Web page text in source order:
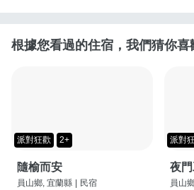
根據您看過的住宿，我們猜你喜
派對狂歡 2+
隨榆而安
員山鄉, 宜蘭縣 民宿
派對
夜
員山